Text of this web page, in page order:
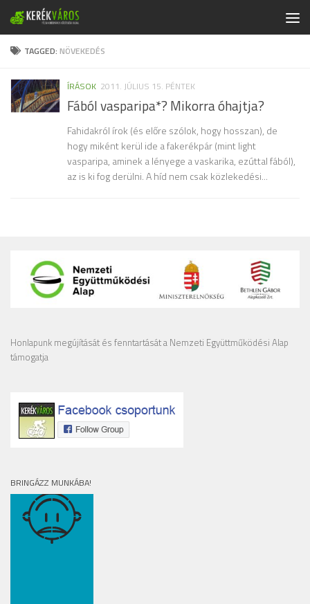
Skip to content
TAGGED: NÖVEKEDÉS
ÍRÁSOK 2011. JÚLIUS 15. PÉNTEK
Fából vasparipa*? Mikorra óhajtja?
Fahidakról írok (és előre szólok, hogy hosszan), de
hogy miként kerül ide a fakerékpár (mint light
vasparipa, aminek a lényege a vaskarika, ezúttal fából),
az is ki fog derülni. A híd nem csak közlekedési...
Honlapunk megújítását és fenntartását a Nemzeti Együttműködési Alap
támogatja
BRINGÁZZ MUNKÁBA!